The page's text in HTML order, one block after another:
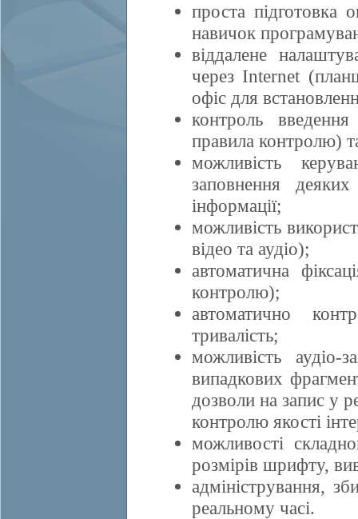
проста підготовка
навичок
віддалене
через Internet
офіс для
контроль
правила контролю)
можливість
заповнення
інформації;
можливість
відео та аудіо);
автоматична
контролю);
автоматично
тривалість;
можливість
випадкових
дозволи на запис у
контролю якості
можливості
розмірів шрифту,
адміністрування,
реальному часі.